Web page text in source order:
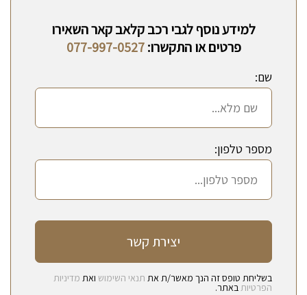
למידע נוסף לגבי רכב קלאב קאר השאירו
פרטים או התקשרו:077-997-0527
שם:
מספר טלפון:
בשליחת טופס זה הנך מאשר/ת את תנאי השימוש ואת מדיניות
הפרטיותבאתר.